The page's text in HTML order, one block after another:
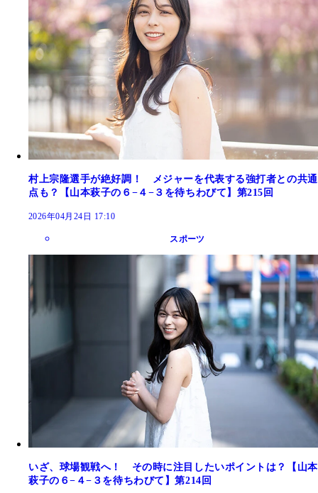
村上宗隆選手が絶好調！ メジャーを代表する強打者との共通
点も？【山本萩子の６−４−３を待ちわびて】第215回
2026年04月24日 17:10
スポーツ
いざ、球場観戦へ！ その時に注目したいポイントは？【山本
萩子の６−４−３を待ちわびて】第214回